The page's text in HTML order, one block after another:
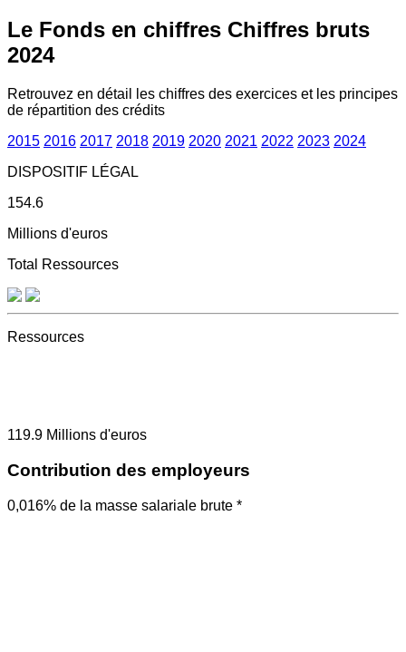
Le Fonds en chiffres Chiffres bruts
2024
Retrouvez en détail les chiffres des exercices et les principes
de répartition des crédits
2015 2016 2017 2018 2019 2020 2021 2022 2023 2024
DISPOSITIF LÉGAL
154.6
Millions d'euros
Total Ressources
Ressources
119.9 Millions d'euros
Contribution des employeurs
0,016% de la masse salariale brute *